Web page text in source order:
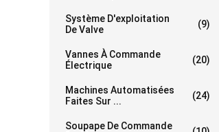
Système D'exploitation
De Valve
(9)
Vannes À Commande
Électrique
(20)
Machines Automatisées
Faites Sur ...
(24)
Soupape De Commande